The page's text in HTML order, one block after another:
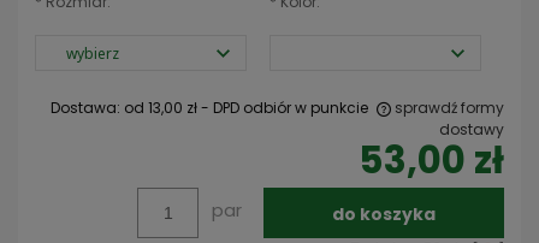
Dostawa: od 13,00 zł- DPD odbiór w punkcie
Cena nie zawiera ewentualnych kosztów płatności
sprawdź formy
dostawy
53,00 zł
par do koszyka